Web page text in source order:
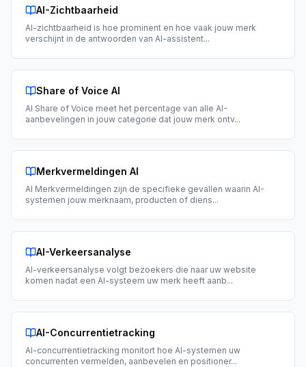
AI-Zichtbaarheid
AI-zichtbaarheid is hoe prominent en hoe vaak jouw merk
verschijnt in de antwoorden van AI-assistent...
Share of Voice AI
AI Share of Voice meet het percentage van alle AI-
aanbevelingen in jouw categorie dat jouw merk ontv...
Merkvermeldingen AI
AI Merkvermeldingen zijn de specifieke gevallen waarin AI-
systemen jouw merknaam, producten of diens...
AI-Verkeersanalyse
AI-verkeersanalyse volgt bezoekers die naar uw website
komen nadat een AI-systeem uw merk heeft aanb...
AI-Concurrentietracking
AI-concurrentietracking monitort hoe AI-systemen uw
concurrenten vermelden, aanbevelen en positioner...